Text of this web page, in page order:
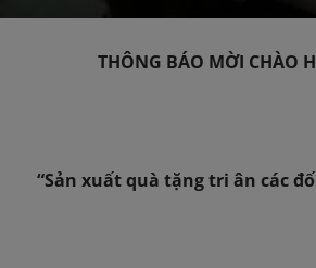
THÔNG BÁO MỜI CHÀO
“Sản xuất quà tặng tri ân các